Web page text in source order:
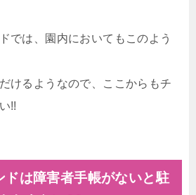
では、園内においてもこのよう
けるようなので、ここからもチ
!!
ドは障害者手帳がないと駐